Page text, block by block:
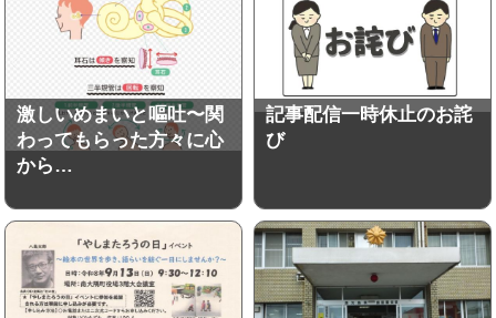
激しいめまいと嘔吐〜関
わってもらった方々に心
から…
記事配信一時休止のお詫
び